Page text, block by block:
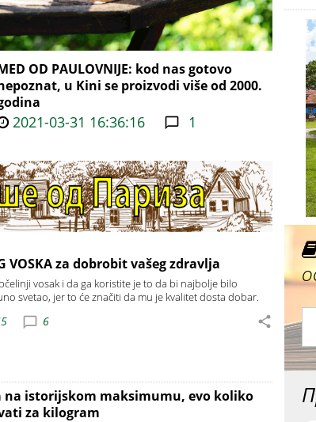
OD PAULOVNIJE: kod nas gotovo
u Kini se proizvodi više od 2000.
2021-03-31 16:36:16 1
VOSKA za dobrobit vašeg zdravlja
vosak i da ga koristite je to da bi najbolje bilo
svetao, jer to će značiti da mu je kvalitet dosta dobar.
6
na istorijskom maksimumu, evo koliko
za kilogram